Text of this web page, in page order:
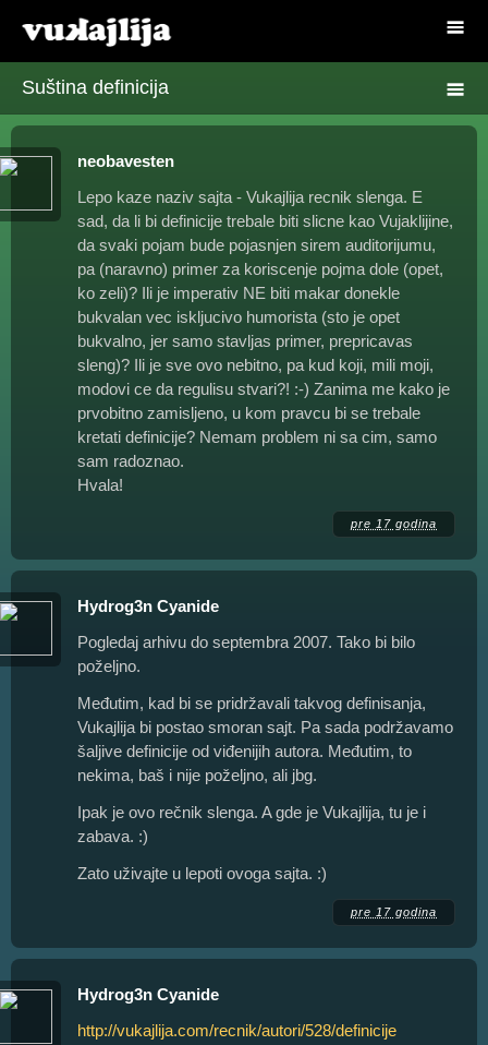
Suština definicija
neobavesten
Lepo kaze naziv sajta - Vukajlija recnik slenga. E
sad, da li bi definicije trebale biti slicne kao Vujaklijine,
da svaki pojam bude pojasnjen sirem auditorijumu,
pa (naravno) primer za koriscenje pojma dole (opet,
ko zeli)? Ili je imperativ NE biti makar donekle
bukvalan vec iskljucivo humorista (sto je opet
bukvalno, jer samo stavljas primer, prepricavas
sleng)? Ili je sve ovo nebitno, pa kud koji, mili moji,
modovi ce da regulisu stvari?! :-) Zanima me kako je
prvobitno zamisljeno, u kom pravcu bi se trebale
kretati definicije? Nemam problem ni sa cim, samo
sam radoznao.
Hvala!
pre 17 godina
Hydrog3n Cyanide
Pogledaj arhivu do septembra 2007. Tako bi bilo
poželjno.
Međutim, kad bi se pridržavali takvog definisanja,
Vukajlija bi postao smoran sajt. Pa sada podržavamo
šaljive definicije od viđenijih autora. Međutim, to
nekima, baš i nije poželjno, ali jbg.
Ipak je ovo rečnik slenga. A gde je Vukajlija, tu je i
zabava. :)
Zato uživajte u lepoti ovoga sajta. :)
pre 17 godina
Hydrog3n Cyanide
http://vukajlija.com/recnik/autori/528/definicije